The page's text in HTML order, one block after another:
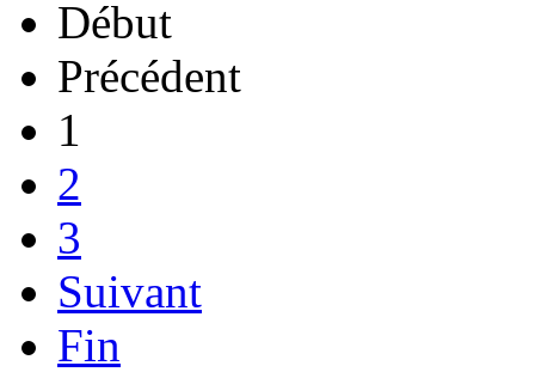
Début
Précédent
1
2
3
Suivant
Fin